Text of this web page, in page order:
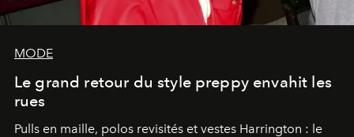
MODE
Le grand retour du style preppy envahit les
rues
Pulls en maille, polos revisités et vestes Harrington : le